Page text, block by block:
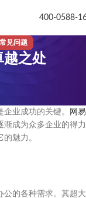
400-0588-
见问题
越之处
业成功的关键。
网易
渐成为众多企业的得力
魅力。
公的各种需求。其超大